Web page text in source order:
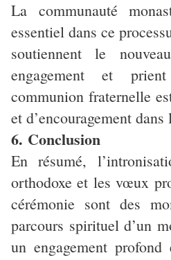
La communauté
essentiel dans ce
soutiennent le
engagement et
communion fraternelle
et d’encouragement
6. Conclusion
En résumé,
orthodoxe et les vœux
cérémonie sont des
parcours spirituel d’un
un engagement